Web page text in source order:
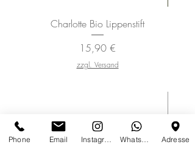
Charlotte Bio Lippenstift
Preis
15,90 €
zzgl. Versand
ADD TO CART >
Phone Email Adresse